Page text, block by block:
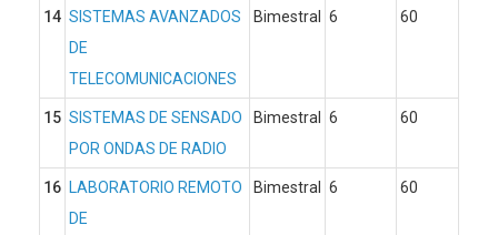
14 SISTEMAS AVANZADOS
DE
TELECOMUNICACIONES
Bimestral 6 60
15 SISTEMAS DE SENSADO
POR ONDAS DE RADIO
Bimestral 6 60
16 LABORATORIO REMOTO
DE
Bimestral 6 60